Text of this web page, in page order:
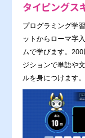
タイピングス
プログラミング学
ットからローマ字
ムで学びます。
ジションで単語や
ルを身につけます。